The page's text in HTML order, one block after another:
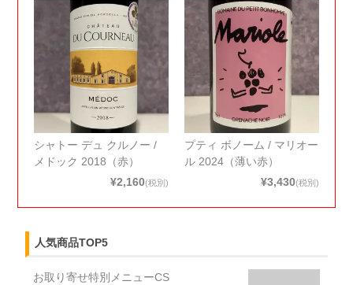
シャトー デュ クルノー /
メドック 2018（赤）
¥2,160(税別)
プティ ボノーム / マリオー
ル 2024（薄い赤）
¥3,430(税別)
人気商品TOP5
お取り寄せ特別メニューCS